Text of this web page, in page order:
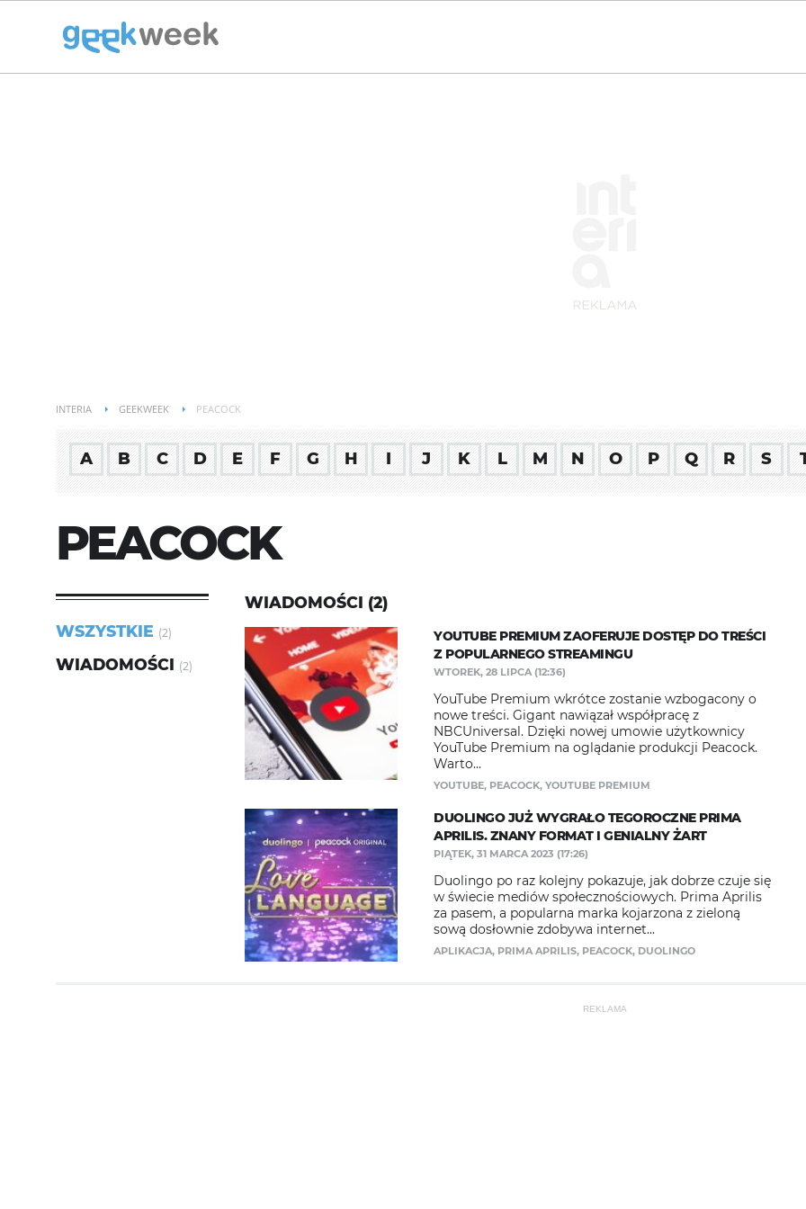
INTERIA GEEKWEEK PEACOCK
A B C D E F G H I J K L M N O P Q R S
PEACOCK
WSZYSTKIE (2)
WIADOMOŚCI (2)
WIADOMOŚCI (2)
YOUTUBE PREMIUM ZAOFERUJE DOSTĘP DO TREŚCI
Z POPULARNEGO STREAMINGU
WTOREK, 28 LIPCA (12:36)
YouTube Premium wkrótce zostanie wzbogacony o
nowe treści. Gigant nawiązał współpracę z
NBCUniversal. Dzięki nowej umowie użytkownicy
YouTube Premium na oglądanie produkcji Peacock.
Warto...
YOUTUBE, PEACOCK, YOUTUBE PREMIUM
DUOLINGO JUŻ WYGRAŁO TEGOROCZNE PRIMA
APRILIS. ZNANY FORMAT I GENIALNY ŻART
PIĄTEK, 31 MARCA 2023 (17:26)
Duolingo po raz kolejny pokazuje, jak dobrze czuje się
w świecie mediów społecznościowych. Prima Aprilis
za pasem, a popularna marka kojarzona z zieloną
sową dosłownie zdobywa internet...
APLIKACJA, PRIMA APRILIS, PEACOCK, DUOLINGO
REKLAMA